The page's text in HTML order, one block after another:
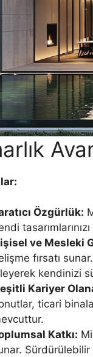
Özgürlük:
ve Mesleki
fırsatı
kendinizi
Kariyer
ticari
Katkı:
Sürdürülebilir